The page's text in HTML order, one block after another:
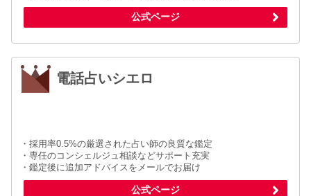
公式ページ
電話占いシエロ
・採用率0.5%の厳選された占い師の良質な鑑定
・専任のコンシェルジュ相談などサポート充実
・鑑定後に追加アドバイスをメールでお届け
公式ページ